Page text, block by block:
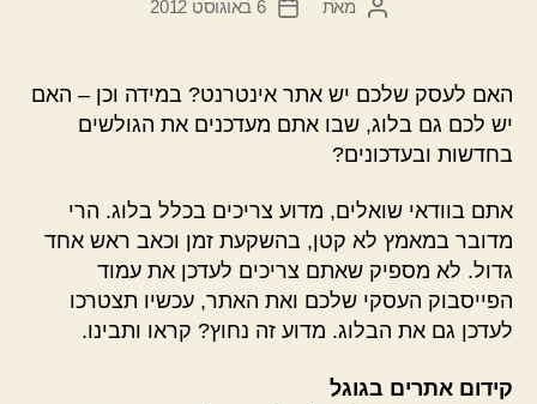
המחבר
מאת
תאריך
6 באוגוסט 2012
האם לעסק שלכם יש אתר אינטרנט? במידה וכן – האם
יש לכם גם בלוג, שבו אתם מעדכנים את הגולשים
בחדשות ובעדכונים?
אתם בוודאי שואלים, מדוע צריכים בכלל בלוג. הרי
מדובר במאמץ לא קטן, בהשקעת זמן וכאב ראש אחד
גדול. לא מספיק שאתם צריכים לעדכן את עמוד
הפייסבוק העסקי שלכם ואת האתר, עכשיו תצטרכו
לעדכן גם את הבלוג. מדוע זה נחוץ? קראו ותבינו.
קידום אתרים בגוגל